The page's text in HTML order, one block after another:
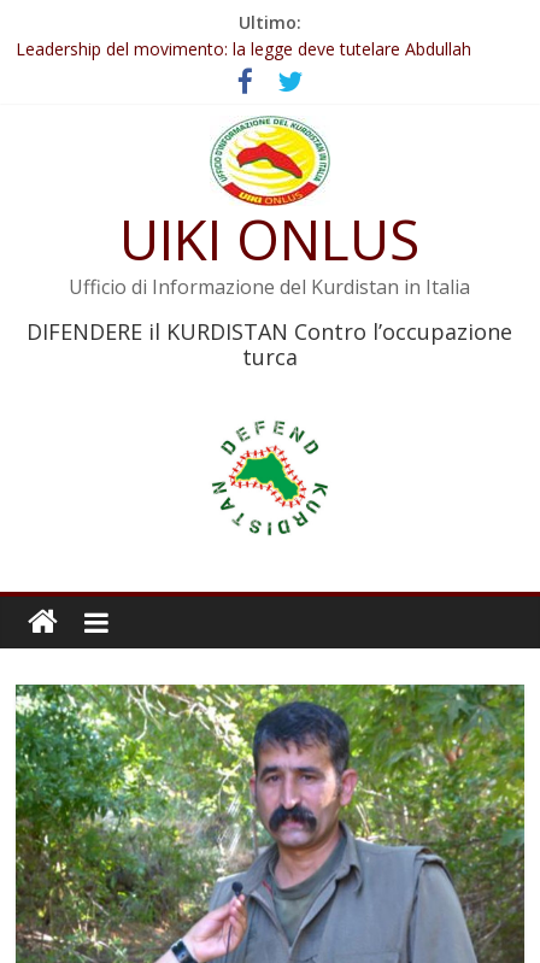
Ultimo:
Abdullah Öcalan: Le legge negativa deve essere trasformata in
legge positiva
Leadership del movimento: la legge deve tutelare Abdullah
Commissione donne del KNK: Şengal è di nuovo sotto minaccia
Non tenere conto della situazione di Rêber Apo ostacolerebbe
Il KNK chiede un’azione internazionale contro i crimini di guerra
UIKI ONLUS
Ufficio di Informazione del Kurdistan in Italia
DIFENDERE il KURDISTAN Contro l’occupazione
turca